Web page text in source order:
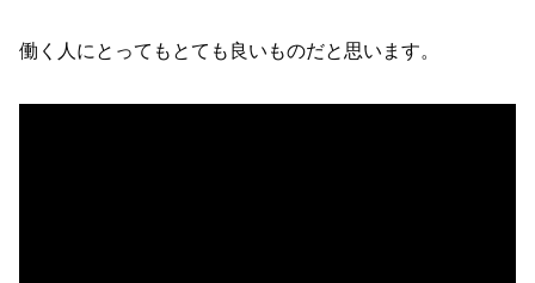
働く人にとってもとても良いものだと思います。